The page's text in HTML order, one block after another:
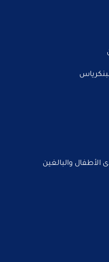
الأطفال والبالغين